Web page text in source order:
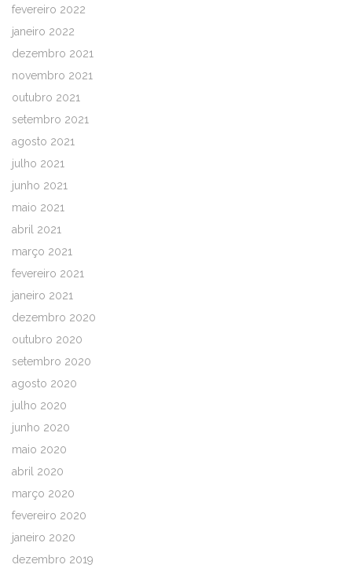
fevereiro 2022
janeiro 2022
dezembro 2021
novembro 2021
outubro 2021
setembro 2021
agosto 2021
julho 2021
junho 2021
maio 2021
abril 2021
março 2021
fevereiro 2021
janeiro 2021
dezembro 2020
outubro 2020
setembro 2020
agosto 2020
julho 2020
junho 2020
maio 2020
abril 2020
março 2020
fevereiro 2020
janeiro 2020
dezembro 2019